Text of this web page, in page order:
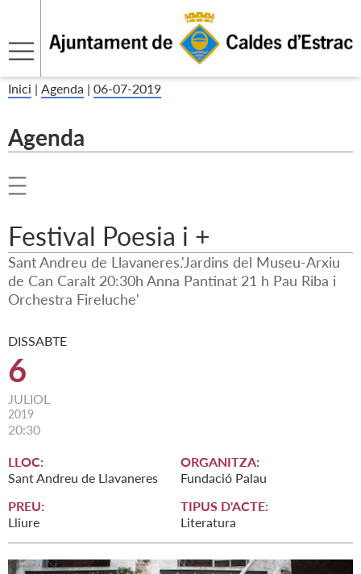
Inici | Agenda | 06-07-2019
Agenda
Festival Poesia i +
Sant Andreu de Llavaneres.'Jardins del Museu-Arxiu
de Can Caralt 20:30h Anna Pantinat 21 h Pau Riba i
Orchestra Fireluche'
DISSABTE
6
JULIOL
2019
20:30
LLOC:
Sant Andreu de Llavaneres
ORGANITZA:
Fundació Palau
PREU:
Lliure
TIPUS D'ACTE:
Literatura